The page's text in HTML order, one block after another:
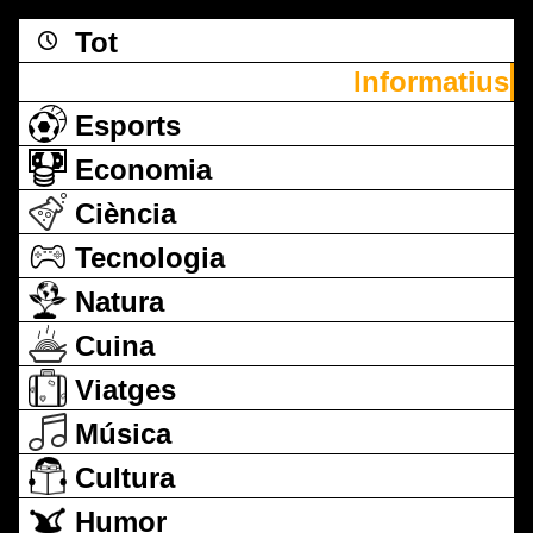
Tot
Informatius
Esports
Economia
Ciència
Tecnologia
Natura
Cuina
Viatges
Música
Cultura
Humor